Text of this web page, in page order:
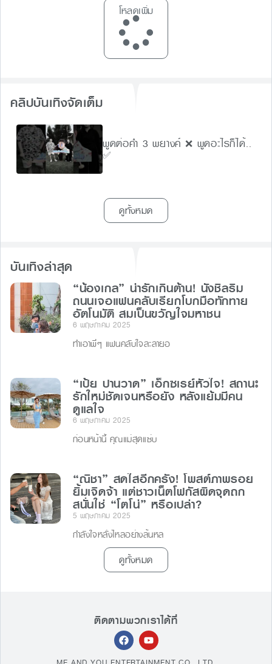
โหลดเพิ่ม
คลิปบันเทิงจัดเต็ม
พูดต่อคำ 3 พยางค์ ❌ พูดอะไรก็ได้..
✅
ดูทั้งหมด
บันเทิงล่าสุด
“น้องเกล” น่ารักเกินต้าน! นั่งชิลริม
ถนนเจอแฟนคลับเรียกโบกมือทักทาย
อัตโนมัติ สมเป็นขวัญใจมหาชน
6 พฤษภาคม 2025
ทำเอาพี่ๆ แฟนคลับใจละลายอ
“เป้ย ปานวาด” เอ็กซเรย์หัวใจ! สถานะ
รักใหม่ชัดเจนหรือยัง หลังแย้มมีคน
ดูแลใจ
6 พฤษภาคม 2025
ก่อนหน้านี้ คุณแม่สุดแซ่บ
“ณิชา” สดใสอีกครั้ง! โพสต์ภาพรอย
ยิ้มเจิดจ้า แต่ชาวเน็ตโฟกัสผิดจุดถก
สนั่นใช่ “โตโน่” หรือเปล่า?
5 พฤษภาคม 2025
กำลังใจหลั่งไหลอย่างล้นหล
ดูทั้งหมด
ติดตามพวกเราได้ที่